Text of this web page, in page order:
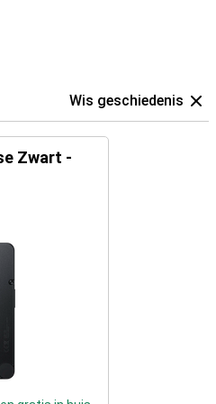
Wis geschiedenis
Zwart -